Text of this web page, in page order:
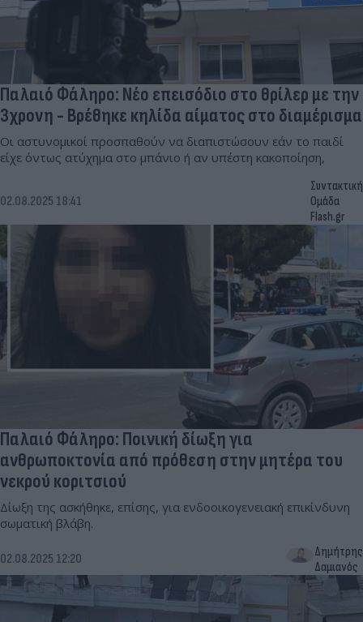
Παλαιό Φάληρο: Νέο επεισόδιο στο θρίλερ με την
3χρονη - Βρέθηκε κηλίδα αίματος στο διαμέρισμα
Οι αστυνομικοί προσπαθούν να διαπιστώσουν εάν το παιδί
είχε όντως ατύχημα στο μπάνιο ή αν υπέστη κακοποίηση,
02.08.2025 18:41
Συντακτική
Ομάδα
Flash.gr
Παλαιό Φάληρο: Ποινική δίωξη για
ανθρωποκτονία από πρόθεση στην μητέρα του
νεκρού κοριτσιού
Δίωξη της ασκήθηκε, επίσης, για ενδοοικογενειακή επικίνδυνη
σωματική βλάβη.
02.08.2025 12:20
Δημήτρης
Δαμιανός